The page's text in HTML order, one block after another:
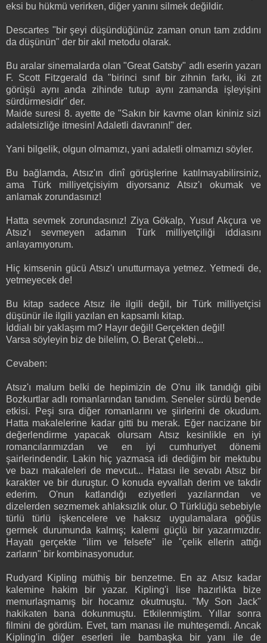
eksi bu hükmü verirken, diğer yanını silmek değildir.
Descartes "bir şeyi düşündüğünüz zaman onun tam zıddını
da düşünün" der bir akıl metodu olarak.
Bu aralar sinemalarda olan "Great Gatsby" adlı eserin yazarı
F. Scott Fitzgerald da "birinci sınıf bir zihnin farkı, iki zıt
görüşü aynı anda zihinde tutup aynı zamanda işleyişini
sürdürmesidir" der.
Maide suresi 8. ayette de "Sakın bir kavme olan kininiz sizi
adaletsizliğe itmesin! Adaletli davranın!" der.
Yani bilgelik, olgun olmamızı, yani adaletli olmamızı söyler.
Bu bağlamda, Atsız'ın dinî görüşlerine katılmayabilirsiniz,
ama Türk milliyetçisiyim diyorsanız Atsız'ı okumak ve
anlamak zorundasınız!
Hatta sevmek zorundasınız! Ziya Gökalp, Yusuf Akçura ve
Atsız'ı sevmeyen adamın Türk milliyetçiliği iddiasını
anlayamıyorum.
Hiç kimsenin gücü Atsız'ı unutturmaya yetmez. Yetmedi de,
yetmeyecek de!
Bu kitap sadece Atsız ile ilgili değil, bir Türk milliyetçisi
düşünür ile ilgili yazılan en kapsamlı kitap.
İddialı bir yaklaşım mı? Hayır değil! Gerçekten değil!
Varsa söyleyin biz de bilelim, O. Berat Çelebi...
Cevaben:
Atsız'ı malum belki de hepimizin de O'nu ilk tanıdığı gibi
Bozkurtlar adlı romanlarından tanıdım. Seneler sürdü bende
etkisi. Peşi sıra diğer romanlarını ve şiirlerini de okudum.
Hatta makalelerine kadar gitti bu merak. Eğer nacizane bir
değerlendirme yapacak olursam Atsız kesinlikle en iyi
romancılarımızdan ve en iyi cumhuriyet dönemi
şairlerindendir. Lakin hiç yazmasa idi dediğim bir mektubu
ve bazı makaleleri de mevcut... Hatası ile sevabı Atsız bir
karakter ve bir duruştur. O konuda eyvallah derim ve takdir
ederim. O'nun katlandığı eziyetleri yazılarından ve
dizelerden sezmemek ahlaksızlık olur. O Türklüğü sebebiyle
türlü türlü işkencelere ve haksız uygulamalara göğüs
germek durumunda kalmış; kalemi güçlü bir yazarımızdır.
Hayatı gerçekte "ilim ve felsefe" ile "çelik ellerin attığı
zarların" bir kombinasyonudur.
Rudyard Kipling müthiş bir benzetme. En az Atsız kadar
kalemine hakim bir yazar. Kipling'i lise hazırlıkta bize
memurlaşmamış bir hocamız okutmuştu. "My Son Jack"
hakikaten bana dokunmuştu. Etkilenmiştim. Yıllar sonra
filmini de gördüm. Evet, tam manası ile muhteşemdi. Ancak
Kipling'in diğer eserleri ile bambaşka bir yanı ile de